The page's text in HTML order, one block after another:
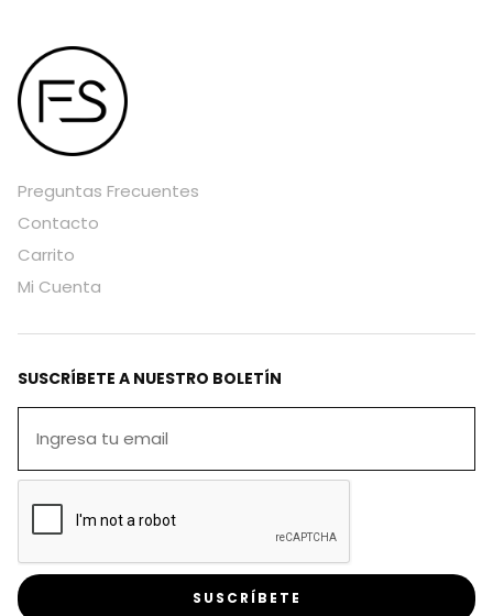
Preguntas Frecuentes
Contacto
Carrito
Mi Cuenta
SUSCRÍBETE A NUESTRO BOLETÍN
SUSCRÍBETE